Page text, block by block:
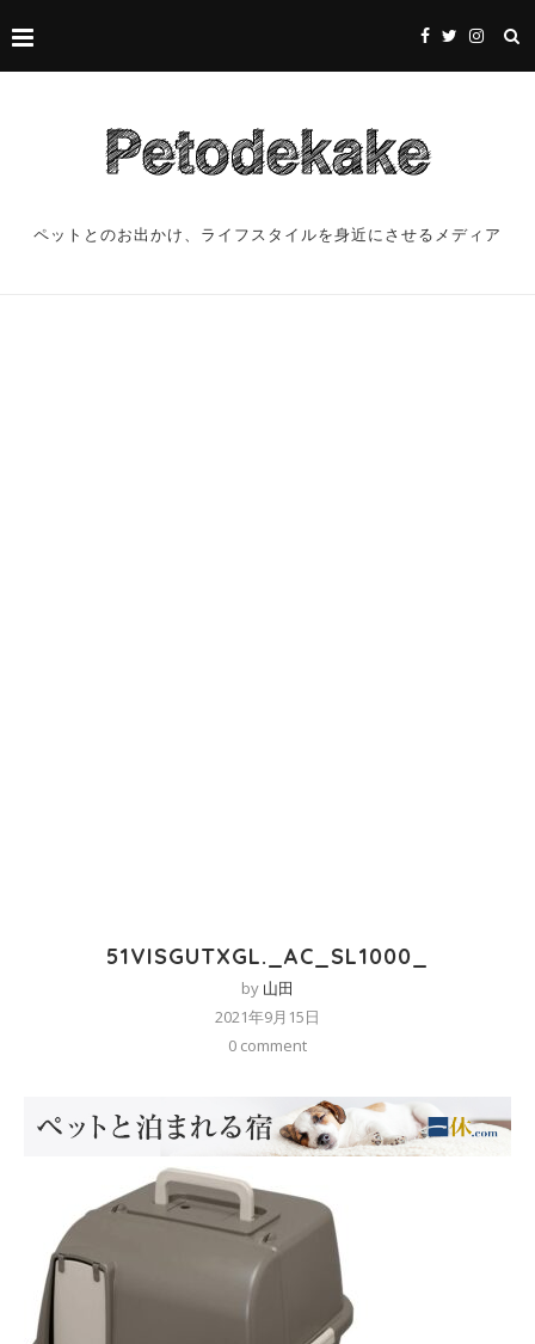
ペットとのお出かけ、ライフスタイルを身近にさせるメディア
51VISGUTXGL._AC_SL1000_
by 山田
2021年9月15日
0 comment